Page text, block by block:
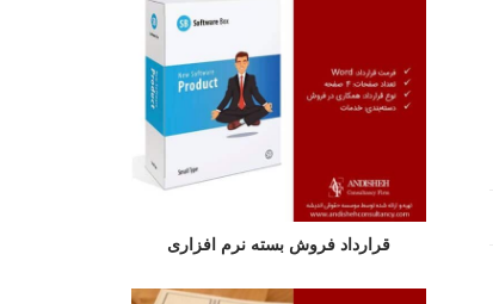
قرارداد فروش بسته نرم افزاری